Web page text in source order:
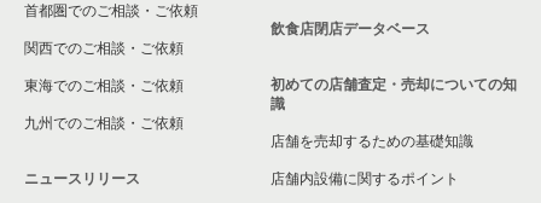
首都圏でのご相談・ご依頼
関西でのご相談・ご依頼
東海でのご相談・ご依頼
九州でのご相談・ご依頼
ニュースリリース
飲食店閉店データベース
初めての店舗査定・売却についての知
識
店舗を売却するための基礎知識
店舗内設備に関するポイント